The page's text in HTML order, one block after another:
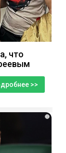
что
>>
i